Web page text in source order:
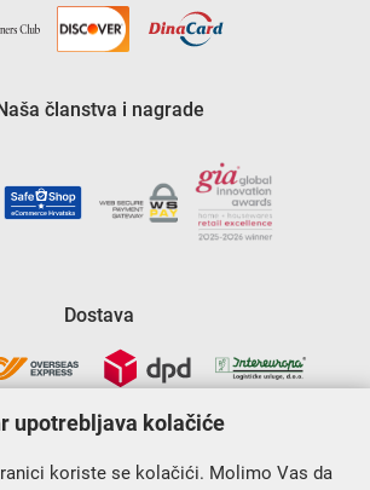
članstva i nagrade
Dostava
upotrebljava kolačiće
koriste se kolačići. Molimo Vas da